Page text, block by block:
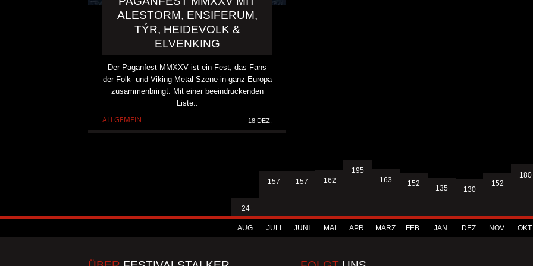
ALESTORM, ENSIFERUM,
TÝR, HEIDEVOLK &
ELVENKING
Der Paganfest MMXXV ist ein Fest, das Fans
der Folk- und Viking-Metal-Szene in ganz Europa
zusammenbringt. Mit einer beeindruckenden
Liste..
ALLGEMEIN 18 DEZ.
24
AUG.
157
JULI
157
JUNI
162
MAI
195
APR.
163
MÄRZ
152
FEB.
135
JAN.
130
DEZ.
152
NOV.
180
OKT.